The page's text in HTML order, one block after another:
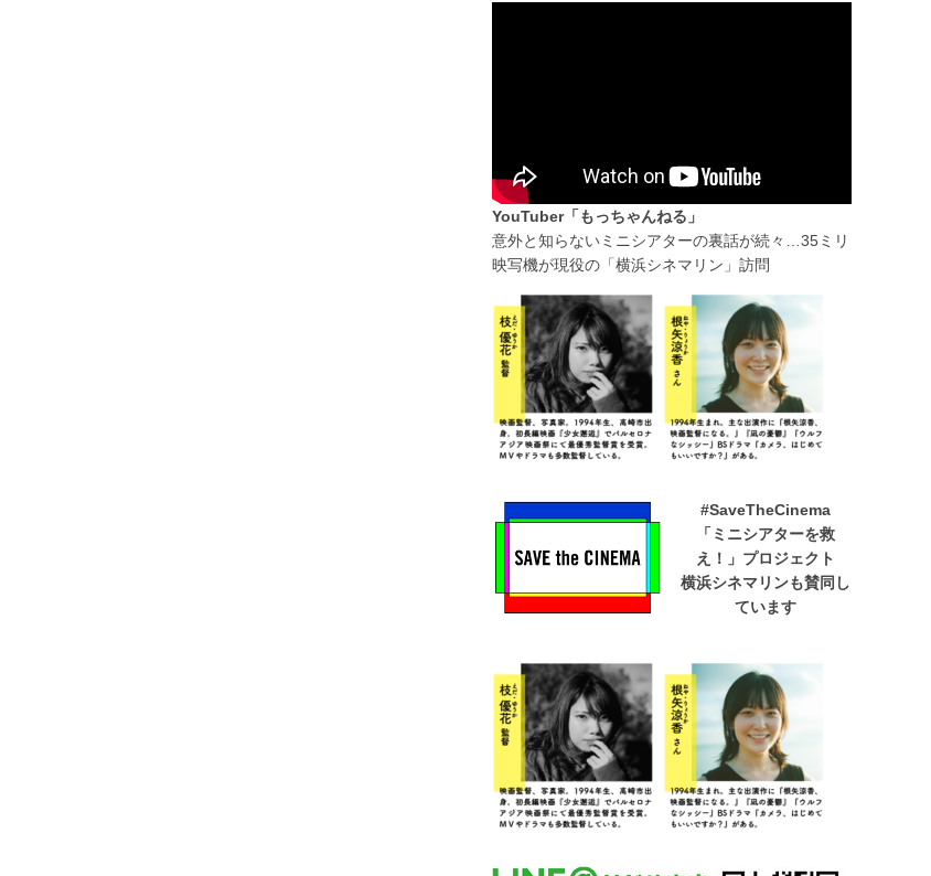
YouTuber「もっちゃんねる」
意外と知らないミニシアターの裏話が続々…35ミリ
映写機が現役の「横浜シネマリン」訪問
#SaveTheCinema
「ミニシアターを救
え！」プロジェクト
横浜シネマリンも賛同し
ています